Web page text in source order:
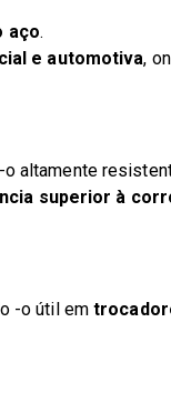
aço.
e automotiva,
o altamente
superior à
-o útil em